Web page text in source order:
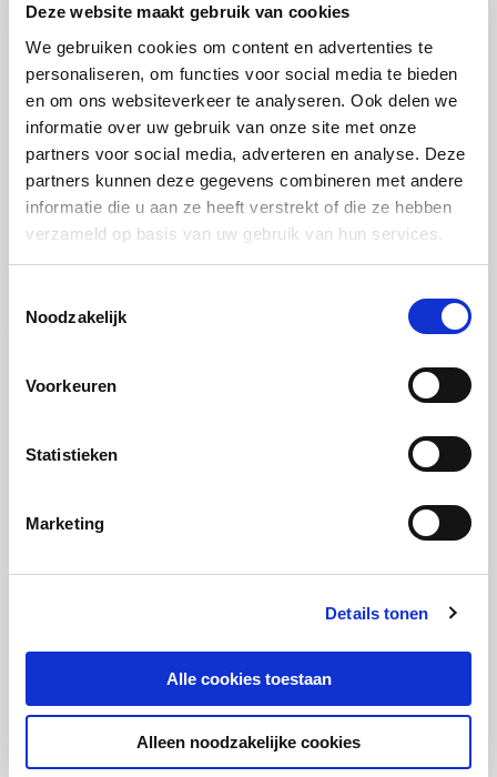
Deze website maakt gebruik van cookies
We gebruiken cookies om content en advertenties te
personaliseren, om functies voor social media te bieden
en om ons websiteverkeer te analyseren. Ook delen we
informatie over uw gebruik van onze site met onze
partners voor social media, adverteren en analyse. Deze
partners kunnen deze gegevens combineren met andere
informatie die u aan ze heeft verstrekt of die ze hebben
verzameld op basis van uw gebruik van hun services.
Noodzakelijk
Voorkeuren
Statistieken
Marketing
Details tonen
Alle cookies toestaan
Alleen noodzakelijke cookies
koekfabriek. Deze koekjes worden met de hand gebakken
door wel heel bijzondere bakkers, mensen met een
Op het dak van het Miele Experience Center hebben wij
ook enkele zoete bewoners. Onze huisimker zorgt goed
voor de bijen, mogelijk dat wij over een aantal jaren verse
Miele honing kunnen serveren tijdens evenementen.